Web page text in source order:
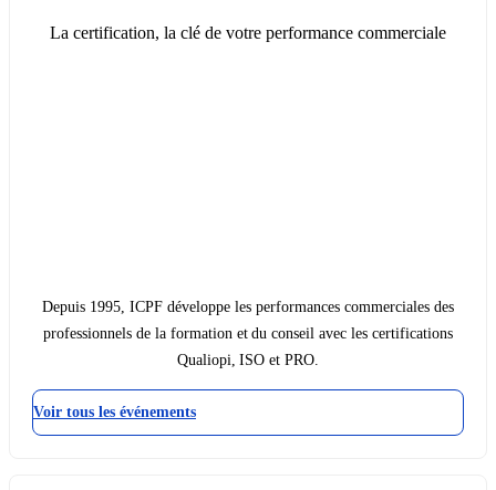
La certification, la clé de votre performance commerciale
Depuis 1995, ICPF développe les performances commerciales des
professionnels de la formation et du conseil avec les certifications
Qualiopi, ISO et PRO.
Voir tous les événements